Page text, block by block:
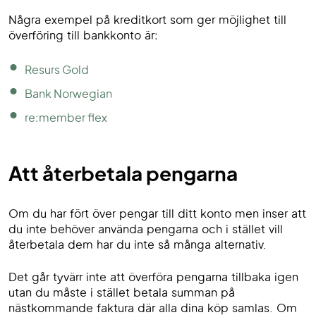
Några exempel på kreditkort som ger möjlighet till
överföring till bankkonto är:
Resurs Gold
Bank Norwegian
re:member flex
Att återbetala pengarna
Om du har fört över pengar till ditt konto men inser att
du inte behöver använda pengarna och i stället vill
återbetala dem har du inte så många alternativ.
Det går tyvärr inte att överföra pengarna tillbaka igen
utan du måste i stället betala summan på
nästkommande faktura där alla dina köp samlas. Om